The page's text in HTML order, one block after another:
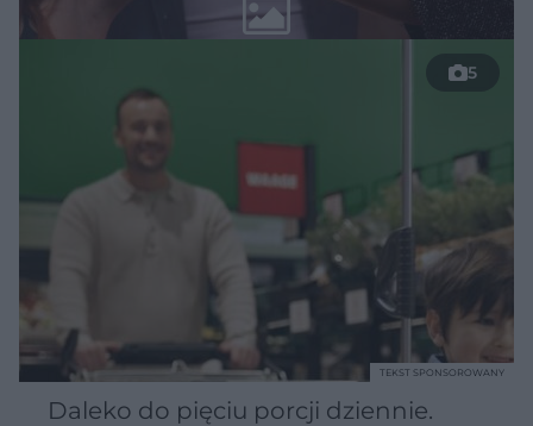
5
Daleko do pięciu porcji dziennie.
TEKST SPONSOROWANY